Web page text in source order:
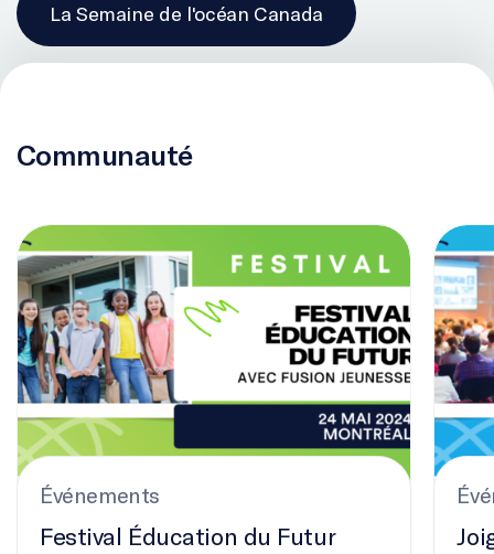
La Semaine de l'océan Canada
Communauté
Festival Éducation du Futur
Événements
Festival Éducation du Futur